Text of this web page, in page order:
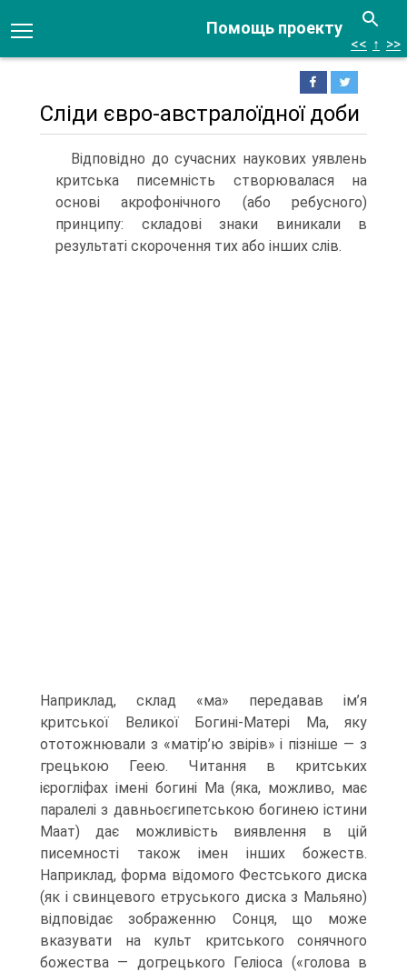
Помощь проекту
<< ↑ >>
Сліди євро-австралоїдної доби
Відповідно до сучасних наукових уявлень
критська писемність створювалася на
основі акрофонічного (або ребусного)
принципу: складові знаки виникали в
результаті скорочення тих або інших слів.
Наприклад, склад «ма» передавав ім’я
критської Великої Богині-Матері Ма, яку
ототожнювали з «матір’ю звірів» і пізні­ше — з
грецькою Геею. Читання в критських
ієрогліфах імені богині Ма (яка, мож­ливо, має
паралелі з давньоєгипетською богинею істини
Маат) дає можливість виявлення в цій
писемності також імен інших божеств.
Наприклад, форма відомого Фестського диска
(як і свинцевого етруського диска з Мальяно)
відповідає зображенню Сонця, що може
вказувати на культ критського сонячного
божест­ва — догрецького Геліоса («голова в